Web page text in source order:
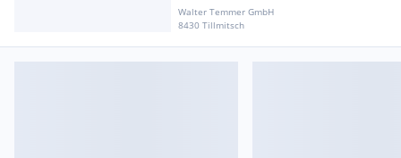
Walter Temmer GmbH
8430 Tillmitsch